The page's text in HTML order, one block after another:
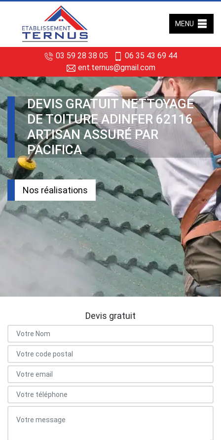
03 59 28 38 05
06 35 43 69 44
ent.ternus@gmail.com
MENU
DEVIS GRATUIT NETTOYAGE
DE TOITURE ADINFER 62116
ARTISAN ASSURÉ PAR
PACIFICA
Nos réalisations
Devis gratuit